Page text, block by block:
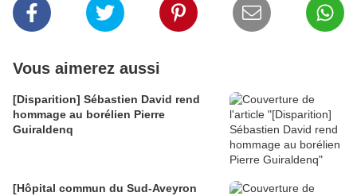
Vous aimerez aussi
[Disparition] Sébastien David rend
hommage au borélien Pierre
Guiraldenq
[Hôpital commun du Sud-Aveyron